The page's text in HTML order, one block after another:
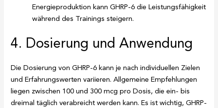
Energieproduktion kann GHRP-6 die Leistungsfähigkeit
während des Trainings steigern.
4. Dosierung und Anwendung
Die Dosierung von GHRP-6 kann je nach individuellen Zielen
und Erfahrungswerten variieren. Allgemeine Empfehlungen
liegen zwischen 100 und 300 mcg pro Dosis, die ein- bis
dreimal täglich verabreicht werden kann. Es ist wichtig, GHRP-